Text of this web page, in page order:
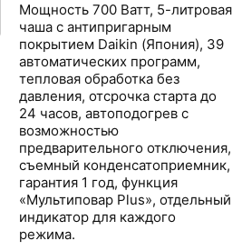
Мощность 700 Ватт, 5-литровая
чаша с антипригарным
покрытием Daikin (Япония), 39
автоматических программ,
тепловая обработка без
давления, отсрочка старта до
24 часов, автоподогрев с
возможностью
предварительного отключения,
съемный конденсатоприемник,
гарантия 1 год, функция
«Мультиповар Plus», отдельный
индикатор для каждого
режима.